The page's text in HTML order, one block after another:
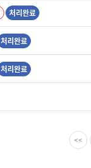
처리완료
처리완료
처리완료
<<